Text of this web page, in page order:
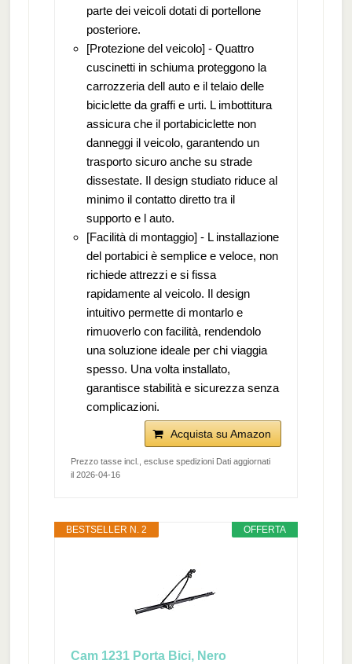
parte dei veicoli dotati di portellone
posteriore.
[Protezione del veicolo] - Quattro
cuscinetti in schiuma proteggono la
carrozzeria dell auto e il telaio delle
biciclette da graffi e urti. L imbottitura
assicura che il portabiciclette non
danneggi il veicolo, garantendo un
trasporto sicuro anche su strade
dissestate. Il design studiato riduce al
minimo il contatto diretto tra il
supporto e l auto.
[Facilità di montaggio] - L installazione
del portabici è semplice e veloce, non
richiede attrezzi e si fissa
rapidamente al veicolo. Il design
intuitivo permette di montarlo e
rimuoverlo con facilità, rendendolo
una soluzione ideale per chi viaggia
spesso. Una volta installato,
garantisce stabilità e sicurezza senza
complicazioni.
Acquista su Amazon
Prezzo tasse incl., escluse spedizioni Dati aggiornati
il 2026-04-16
OFFERTA
BESTSELLER N. 2
Cam 1231 Porta Bici, Nero